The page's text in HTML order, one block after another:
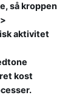
så kroppen
aktivitet
kost